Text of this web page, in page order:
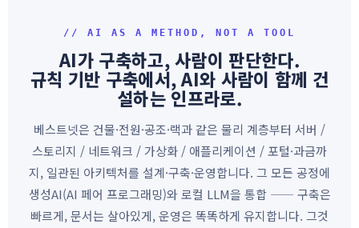
// AI AS A METHOD, NOT A TOOL
AI가 구축하고, 사람이 판단한다.
규칙 기반 구축에서, AI와 사람이 함께 건
설하는 인프라로.
베스트넷은 건물·전원·공조·랙과 같은 물리 계층부터 서버 /
스토리지 / 네트워크 / 가상화 / 애플리케이션 / 포털·과금까
지, 일관된 아키텍처를 설계·구축·운영합니다. 그 모든 공정에
생성AI(AI 페어 프로그래밍)와 로컬 LLM을 통합 —— 구축은
빠르게, 문서는 살아있게, 운영은 똑똑하게 유지합니다. 그것